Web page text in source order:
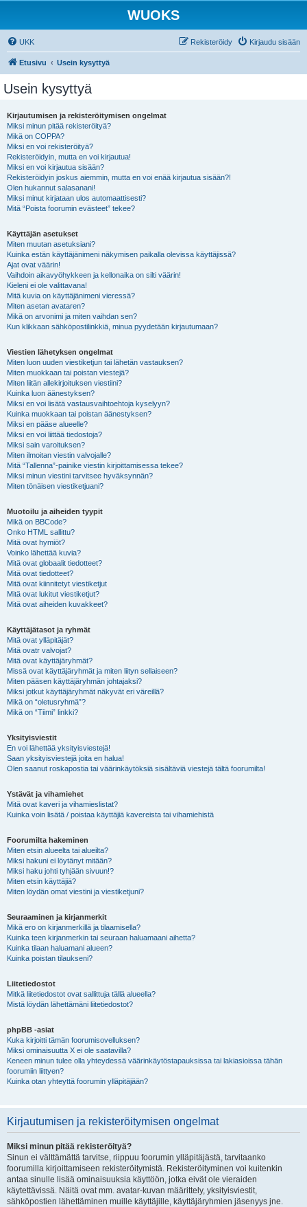
WUOKS
UKK Kirjaudu sisään
Rekisteröidy
Etusivu Usein kysyttyä
Usein kysyttyä
Kirjautumisen ja rekisteröitymisen ongelmat
Miksi minun pitää rekisteröityä?
Mikä on COPPA?
Miksi en voi rekisteröityä?
Rekisteröidyin, mutta en voi kirjautua!
Miksi en voi kirjautua sisään?
Rekisteröidyin joskus aiemmin, mutta en voi enää kirjautua sisään?!
Olen hukannut salasanani!
Miksi minut kirjataan ulos automaattisesti?
Mitä “Poista foorumin evästeet” tekee?
Käyttäjän asetukset
Miten muutan asetuksiani?
Kuinka estän käyttäjänimeni näkymisen paikalla olevissa käyttäjissä?
Ajat ovat väärin!
Vaihdoin aikavyöhykkeen ja kellonaika on silti väärin!
Kieleni ei ole valittavana!
Mitä kuvia on käyttäjänimeni vieressä?
Miten asetan avataren?
Mikä on arvonimi ja miten vaihdan sen?
Kun klikkaan sähköpostilinkkiä, minua pyydetään kirjautumaan?
Viestien lähetyksen ongelmat
Miten luon uuden viestiketjun tai lähetän vastauksen?
Miten muokkaan tai poistan viestejä?
Miten liitän allekirjoituksen viestiini?
Kuinka luon äänestyksen?
Miksi en voi lisätä vastausvaihtoehtoja kyselyyn?
Kuinka muokkaan tai poistan äänestyksen?
Miksi en pääse alueelle?
Miksi en voi liittää tiedostoja?
Miksi sain varoituksen?
Miten ilmoitan viestin valvojalle?
Mitä “Tallenna”-painike viestin kirjoittamisessa tekee?
Miksi minun viestini tarvitsee hyväksynnän?
Miten tönäisen viestiketjuani?
Muotoilu ja aiheiden tyypit
Mikä on BBCode?
Onko HTML sallittu?
Mitä ovat hymiöt?
Voinko lähettää kuvia?
Mitä ovat globaalit tiedotteet?
Mitä ovat tiedotteet?
Mitä ovat kiinnitetyt viestiketjut
Mitä ovat lukitut viestiketjut?
Mitä ovat aiheiden kuvakkeet?
Käyttäjätasot ja ryhmät
Mitä ovat ylläpitäjät?
Mitä ovatr valvojat?
Mitä ovat käyttäjäryhmät?
Missä ovat käyttäjäryhmät ja miten liityn sellaiseen?
Miten pääsen käyttäjäryhmän johtajaksi?
Miksi jotkut käyttäjäryhmät näkyvät eri väreillä?
Mikä on “oletusryhmä”?
Mikä on “Tiimi” linkki?
Yksityisviestit
En voi lähettää yksityisviestejä!
Saan yksityisviestejä joita en halua!
Olen saanut roskapostia tai väärinkäytöksiä sisältäviä viestejä tältä foorumilta!
Ystävät ja vihamiehet
Mitä ovat kaveri ja vihamieslistat?
Kuinka voin lisätä / poistaa käyttäjiä kavereista tai vihamiehistä
Foorumilta hakeminen
Miten etsin alueelta tai alueilta?
Miksi hakuni ei löytänyt mitään?
Miksi haku johti tyhjään sivuun!?
Miten etsin käyttäjiä?
Miten löydän omat viestini ja viestiketjuni?
Seuraaminen ja kirjanmerkit
Mikä ero on kirjanmerkillä ja tilaamisella?
Kuinka teen kirjanmerkin tai seuraan haluamaani aihetta?
Kuinka tilaan haluamani alueen?
Kuinka poistan tilaukseni?
Liitetiedostot
Mitkä liitetiedostot ovat sallittuja tällä alueella?
Mistä löydän lähettämäni liitetiedostot?
phpBB -asiat
Kuka kirjoitti tämän foorumisovelluksen?
Miksi ominaisuutta X ei ole saatavilla?
Keneen minun tulee olla yhteydessä väärinkäytöstapauksissa tai lakiasioissa tähän
foorumiin liittyen?
Kuinka otan yhteyttä foorumin ylläpitäjään?
Kirjautumisen ja rekisteröitymisen ongelmat
Miksi minun pitää rekisteröityä?
Sinun ei välttämättä tarvitse, riippuu foorumin ylläpitäjästä, tarvitaanko
foorumilla kirjoittamiseen rekisteröitymistä. Rekisteröityminen voi kuitenkin
antaa sinulle lisää ominaisuuksia käyttöön, jotka eivät ole vieraiden
käytettävissä. Näitä ovat mm. avatar-kuvan määrittely, yksityisviestit,
sähköpostien lähettäminen muille käyttäjille, käyttäjäryhmien jäsenyys jne.